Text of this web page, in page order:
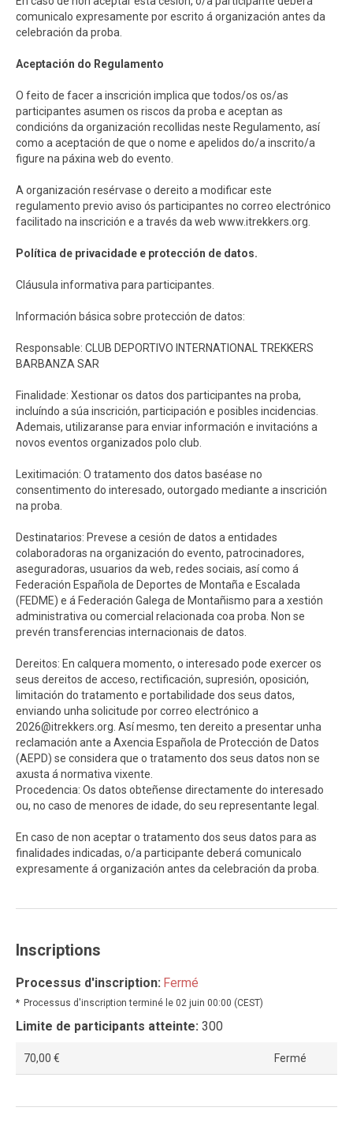
comunicalo expresamente por escrito á organización antes da
celebración da proba.
Aceptación do Regulamento
O feito de facer a inscrición implica que todos/os os/as
participantes asumen os riscos da proba e aceptan as
condicións da organización recollidas neste Regulamento, así
como a aceptación de que o nome e apelidos do/a inscrito/a
figure na páxina web do evento.
A organización resérvase o dereito a modificar este
regulamento previo aviso ós participantes no correo electrónico
facilitado na inscrición e a través da web www.itrekkers.org.
Política de privacidade e protección de datos.
Cláusula informativa para participantes.
Información básica sobre protección de datos:
Responsable: CLUB DEPORTIVO INTERNATIONAL TREKKERS
BARBANZA SAR
Finalidade: Xestionar os datos dos participantes na proba,
incluíndo a súa inscrición, participación e posibles incidencias.
Ademais, utilizaranse para enviar información e invitacións a
novos eventos organizados polo club.
Lexitimación: O tratamento dos datos baséase no
consentimento do interesado, outorgado mediante a inscrición
na proba.
Destinatarios: Prevese a cesión de datos a entidades
colaboradoras na organización do evento, patrocinadores,
aseguradoras, usuarios da web, redes sociais, así como á
Federación Española de Deportes de Montaña e Escalada
(FEDME) e á Federación Galega de Montañismo para a xestión
administrativa ou comercial relacionada coa proba. Non se
prevén transferencias internacionais de datos.
Dereitos: En calquera momento, o interesado pode exercer os
seus dereitos de acceso, rectificación, supresión, oposición,
limitación do tratamento e portabilidade dos seus datos,
enviando unha solicitude por correo electrónico a
2026@itrekkers.org . Así mesmo, ten dereito a presentar unha
reclamación ante a Axencia Española de Protección de Datos
(AEPD) se considera que o tratamento dos seus datos non se
axusta á normativa vixente.
Procedencia: Os datos obteñense directamente do interesado
ou, no caso de menores de idade, do seu representante legal.
En caso de non aceptar o tratamento dos seus datos para as
finalidades indicadas, o/a participante deberá comunicalo
expresamente á organización antes da celebración da proba.
Inscriptions
Processus d'inscription: Fermé
Processus d'inscription terminé le 02 juin 00:00 (CEST)
Limite de participants atteinte: 300
70,00 € Fermé